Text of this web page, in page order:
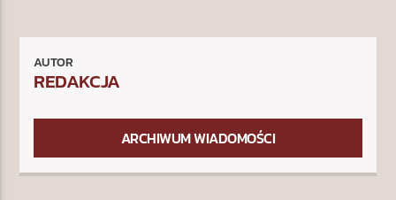
AUTOR
REDAKCJA
ARCHIWUM WIADOMOŚCI